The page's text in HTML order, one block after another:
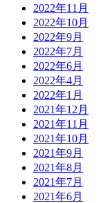
2022年11月
2022年10月
2022年9月
2022年7月
2022年6月
2022年4月
2022年1月
2021年12月
2021年11月
2021年10月
2021年9月
2021年8月
2021年7月
2021年6月